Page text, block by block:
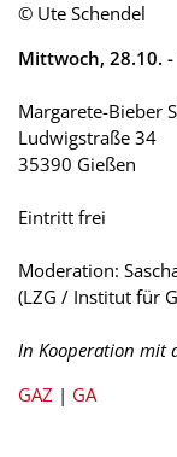
© Ute Schendel
Mittwoch, 28.10.
Margarete-Bieber
Ludwigstraße 34
35390 Gießen
Eintritt frei
Moderation:
(LZG / Institut für
In Kooperation mit
GAZ | GA